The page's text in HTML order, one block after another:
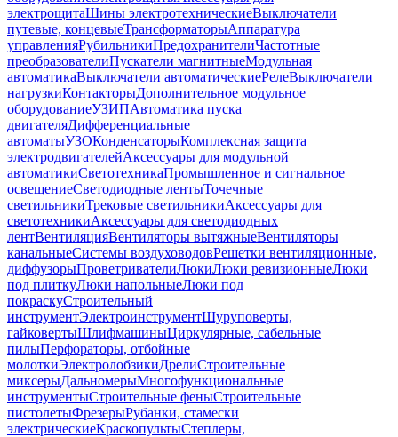
электрощитаШины электротехническиеВыключатели
путевые, концевыеТрансформаторыАппаратура
управленияРубильникиПредохранителиЧастотные
преобразователиПускатели магнитныеМодульная
автоматикаВыключатели автоматическиеРелеВыключатели
нагрузкиКонтакторыДополнительное модульное
оборудованиеУЗИПАвтоматика пуска
двигателяДифференциальные
автоматыУЗОКонденсаторыКомплексная защита
электродвигателейАксессуары для модульной
автоматикиСветотехникаПромышленное и сигнальное
освещениеСветодиодные лентыТочечные
светильникиТрековые светильникиАксессуары для
светотехникиАксессуары для светодиодных
лентВентиляцияВентиляторы вытяжныеВентиляторы
канальныеСистемы воздуховодовРешетки вентиляционные,
диффузорыПроветривателиЛюкиЛюки ревизионныеЛюки
под плиткуЛюки напольныеЛюки под
покраскуСтроительный
инструментЭлектроинструментШуруповерты,
гайковертыШлифмашиныЦиркулярные, сабельные
пилыПерфораторы, отбойные
молоткиЭлектролобзикиДрелиСтроительные
миксерыДальномерыМногофункциональные
инструментыСтроительные феныСтроительные
пистолетыФрезерыРубанки, стамески
электрическиеКраскопультыСтеплеры,